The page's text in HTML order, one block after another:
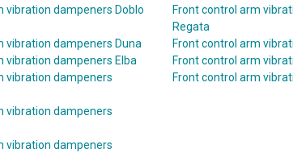
vibration dampeners Doblo
vibration dampeners Duna
vibration dampeners Elba
vibration dampeners
vibration dampeners
vibration dampeners
Front control arm
Regata
Front control arm
Front control arm
Front control arm